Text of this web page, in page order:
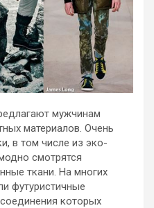
мужчинам
материалов. Очень
в том числе из эко-
смотрятся
ткани. На многих
футуристичные
которых